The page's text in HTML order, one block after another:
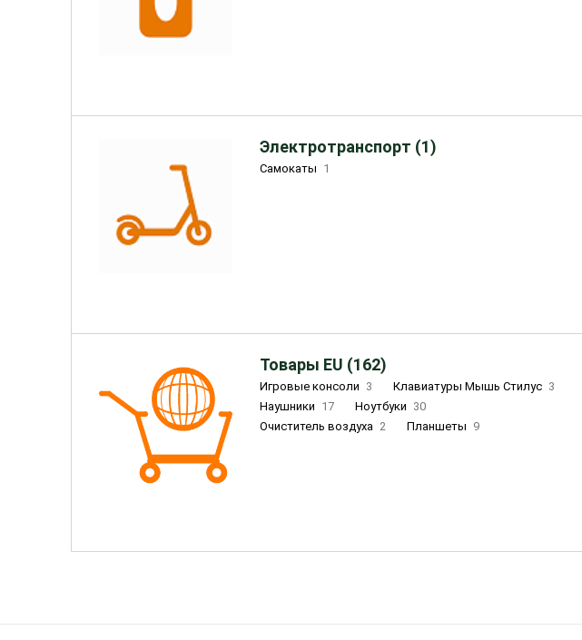
Электротранспорт (1)
Самокаты 1
Товары EU (162)
Игровые консоли 3 Клавиатуры Мышь Стилус 3
Наушники 17 Ноутбуки 30
Очиститель воздуха 2 Планшеты 9